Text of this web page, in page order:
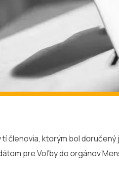
členovia, ktorým bol
pre Voľby do orgánov